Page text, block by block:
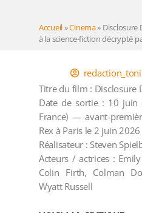
Accueil»Cinema» Disclosure
à la science-fiction décrypté
Titre du film : Disclosure
Date de sortie : 10 juin
France) — avant-
Rex à Paris le 2 juin 2026
Réalisateur : Steven
Acteurs / actrices :
Colin Firth, Colman
Wyatt Russell